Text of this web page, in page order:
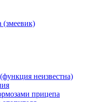
(змеевик)
неизвестна)
прицепа